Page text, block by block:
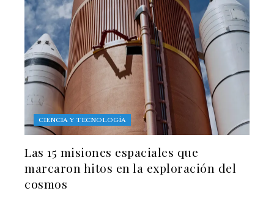
CIENCIA Y TECNOLOGÍA
Las 15 misiones espaciales que
marcaron hitos en la exploración del
cosmos